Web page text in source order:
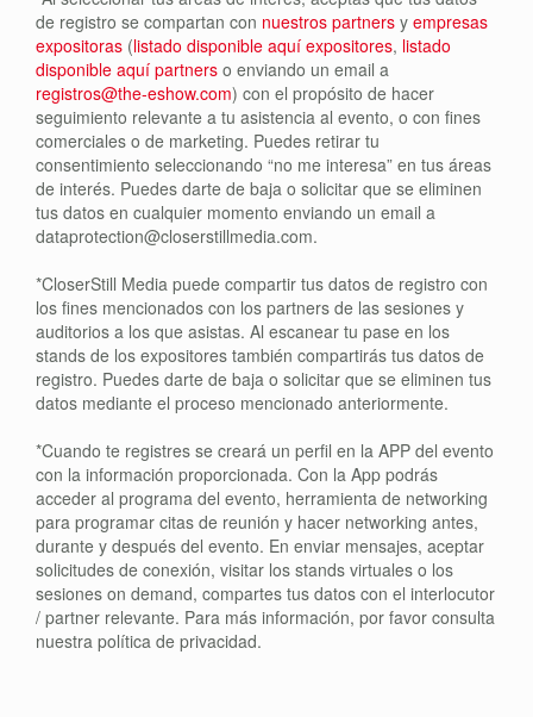
de registro se compartan con nuestros partners y empresas
expositoras (listado disponible aquí expositores, listado
disponible aquí partners o enviando un email a
registros@the-eshow.com) con el propósito de hacer
seguimiento relevante a tu asistencia al evento, o con fines
comerciales o de marketing. Puedes retirar tu
consentimiento seleccionando “no me interesa” en tus áreas
de interés. Puedes darte de baja o solicitar que se eliminen
tus datos en cualquier momento enviando un email a
dataprotection@closerstillmedia.com.
*CloserStill Media puede compartir tus datos de registro con
los fines mencionados con los partners de las sesiones y
auditorios a los que asistas. Al escanear tu pase en los
stands de los expositores también compartirás tus datos de
registro. Puedes darte de baja o solicitar que se eliminen tus
datos mediante el proceso mencionado anteriormente.
*Cuando te registres se creará un perfil en la APP del evento
con la información proporcionada. Con la App podrás
acceder al programa del evento, herramienta de networking
para programar citas de reunión y hacer networking antes,
durante y después del evento. En enviar mensajes, aceptar
solicitudes de conexión, visitar los stands virtuales o los
sesiones on demand, compartes tus datos con el interlocutor
/ partner relevante. Para más información, por favor consulta
nuestra política de privacidad.